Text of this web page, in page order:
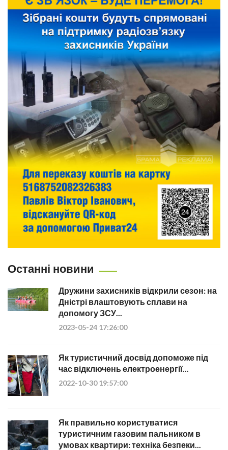
Останні новини
Дружини захисників відкрили сезон: на
Дністрі влаштовують сплави на
допомогу ЗСУ...
2023-05-24 17:26:00
Як туристичний досвід допоможе під
час відключень електроенергії...
2022-10-30 19:57:00
Як правильно користуватися
туристичним газовим пальником в
умовах квартири: техніка безпеки...